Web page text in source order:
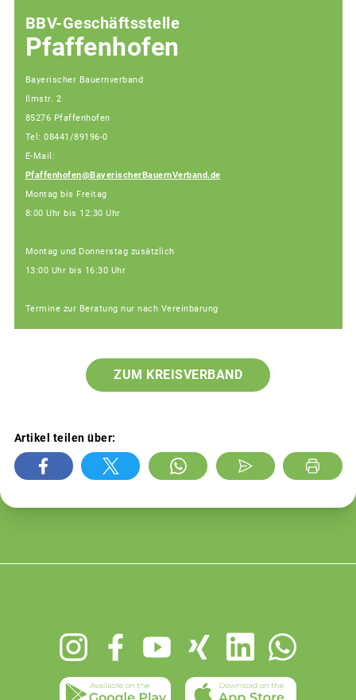
BBV-Geschäftsstelle
Pfaffenhofen
Bayerischer Bauernverband
Ilmstr. 2
85276 Pfaffenhofen
Tel: 08441/89196-0
E-Mail:
Pfaffenhofen@BayerischerBauernVerband.de
Montag bis Freitag
8:00 Uhr bis 12:30 Uhr
Montag und Donnerstag zusätzlich
13:00 Uhr bis 16:30 Uhr
Termine zur Beratung nur nach Vereinbarung
ZUM KREISVERBAND
Artikel teilen über: